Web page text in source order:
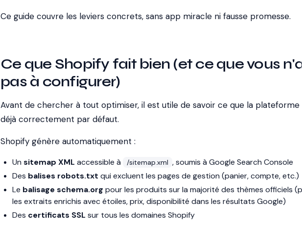
Ce guide couvre les leviers concrets, sans app miracle ni fausse promesse.
Ce que Shopify fait bien (et ce que vous
pas à configurer)
Avant de chercher à tout optimiser, il est utile de savoir ce que la plateforme
déjà correctement par défaut.
Shopify génère automatiquement :
Un sitemap XML accessible à /sitemap.xml , soumis à Google Search Console
Des balises robots.txt qui excluent les pages de gestion (panier, compte, etc.)
Le balisage schema.org pour les produits sur la majorité des thèmes officiels
les extraits enrichis avec étoiles, prix, disponibilité dans les résultats Google)
Des certificats SSL sur tous les domaines Shopify